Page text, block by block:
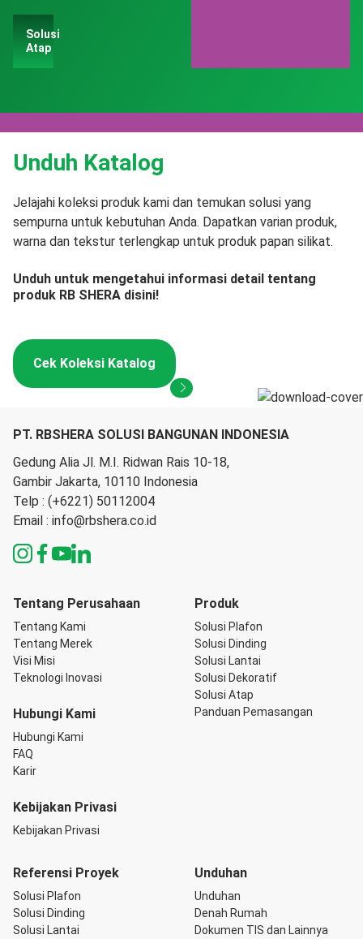
Solusi
Atap
Unduh Katalog
Jelajahi koleksi produk kami dan temukan solusi yang
sempurna untuk kebutuhan Anda. Dapatkan varian produk,
warna dan tekstur terlengkap untuk produk papan silikat.
Unduh untuk mengetahui informasi detail tentang
produk RB SHERA disini!
Cek Koleksi Katalog
PT. RBSHERA SOLUSI BANGUNAN INDONESIA
Gedung Alia Jl. M.I. Ridwan Rais 10-18,
Gambir Jakarta, 10110 Indonesia
Telp : (+6221) 50112004
Email : info@rbshera.co.id
Tentang Perusahaan
Tentang Kami
Tentang Merek
Visi Misi
Teknologi Inovasi
Hubungi Kami
Hubungi Kami
FAQ
Karir
Kebijakan Privasi
Kebijakan Privasi
Produk
Solusi Plafon
Solusi Dinding
Solusi Lantai
Solusi Dekoratif
Solusi Atap
Panduan Pemasangan
Referensi Proyek
Solusi Plafon
Solusi Dinding
Solusi Lantai
Unduhan
Unduhan
Denah Rumah
Dokumen TIS dan Lainnya